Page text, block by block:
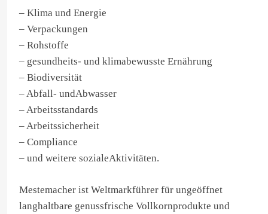
– Klima und Energie
– Verpackungen
– Rohstoffe
– gesundheits- und klimabewusste Ernährung
– Biodiversität
– Abfall- undAbwasser
– Arbeitsstandards
– Arbeitssicherheit
– Compliance
– und weitere sozialeAktivitäten.
Mestemacher ist Weltmarkführer für ungeöffnet
langhaltbare genussfrische Vollkornprodukte und